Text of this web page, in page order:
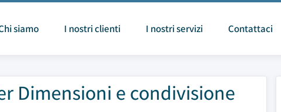
siamo I nostri clienti I nostri servizi Contattaci
Dimensioni e condivisione